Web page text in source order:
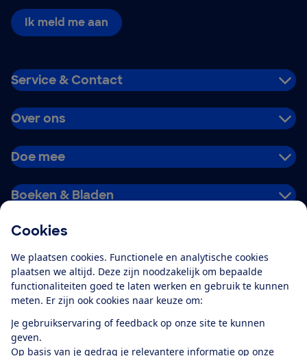
Cookies
We plaatsen cookies. Functionele en analytische cookies
plaatsen we altijd. Deze zijn noodzakelijk om bepaalde
functionaliteiten goed te laten werken en gebruik te kunnen
meten. Er zijn ook cookies naar keuze om:
Je gebruikservaring of feedback op onze site te kunnen
geven.
Op basis van je gedrag je relevantere informatie op onze
Ik meld me aan
Service & Contact
Over ons
Doe mee
Boeken & Bladen
Alles over de
app